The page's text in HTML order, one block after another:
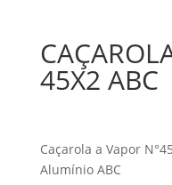
45X2 ABC
Caçarola a Vapor
Alumínio ABC